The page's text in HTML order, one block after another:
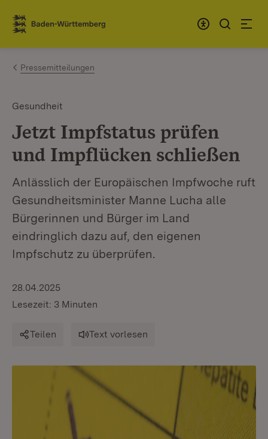
Zum Inhalt springen
Link zur Startseite
Pressemitteilungen
Gesundheit
Jetzt Impfstatus prüfen
und Impflücken schließen
Anlässlich der Europäischen Impfwoche ruft
Gesundheitsminister Manne Lucha alle
Bürgerinnen und Bürger im Land
eindringlich dazu auf, den eigenen
Impfschutz zu überprüfen.
28.04.2025
Lesezeit: 3 Minuten
Teilen Text vorlesen